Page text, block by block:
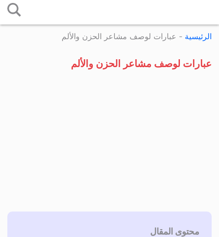
إلى
المحتوى
الرئيسية - عبارات لوصف مشاعر الحزن والألم
عبارات لوصف مشاعر الحزن والألم
محتوى المقال